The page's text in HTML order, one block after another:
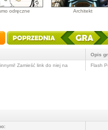
odręczne Architekt
Zamieść link do niej na
Opis
Flash